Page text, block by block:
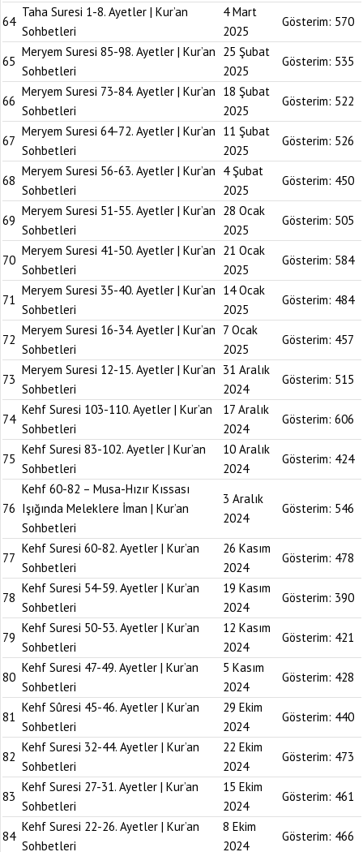
64
Taha Suresi 1-8. Ayetler | Kur’an
Sohbetleri
4 Mart
2025
Gösterim: 570
65
Meryem Suresi 85-98. Ayetler | Kur’an
Sohbetleri
25 Şubat
2025
Gösterim: 535
66
Meryem Suresi 73-84. Ayetler | Kur’an
Sohbetleri
18 Şubat
2025
Gösterim: 522
67
Meryem Suresi 64-72. Ayetler | Kur’an
Sohbetleri
11 Şubat
2025
Gösterim: 526
68
Meryem Suresi 56-63. Ayetler | Kur’an
Sohbetleri
4 Şubat
2025
Gösterim: 450
69
Meryem Suresi 51-55. Ayetler | Kur’an
Sohbetleri
28 Ocak
2025
Gösterim: 505
70
Meryem Suresi 41-50. Ayetler | Kur’an
Sohbetleri
21 Ocak
2025
Gösterim: 584
71
Meryem Suresi 35-40. Ayetler | Kur’an
Sohbetleri
14 Ocak
2025
Gösterim: 484
72
Meryem Suresi 16-34. Ayetler | Kur’an
Sohbetleri
7 Ocak
2025
Gösterim: 457
73
Meryem Suresi 12-15. Ayetler | Kur’an
Sohbetleri
31 Aralık
2024
Gösterim: 515
74
Kehf Suresi 103-110. Ayetler | Kur’an
Sohbetleri
17 Aralık
2024
Gösterim: 606
75
Kehf Suresi 83-102. Ayetler | Kur’an
Sohbetleri
10 Aralık
2024
Gösterim: 424
76
Kehf 60-82 – Musa-Hızır Kıssası
Işığında Meleklere İman | Kur’an
Sohbetleri
3 Aralık
2024
Gösterim: 546
77
Kehf Suresi 60-82. Ayetler | Kur’an
Sohbetleri
26 Kasım
2024
Gösterim: 478
78
Kehf Suresi 54-59. Ayetler | Kur’an
Sohbetleri
19 Kasım
2024
Gösterim: 390
79
Kehf Suresi 50-53. Ayetler | Kur’an
Sohbetleri
12 Kasım
2024
Gösterim: 421
80
Kehf Suresi 47-49. Ayetler | Kur’an
Sohbetleri
5 Kasım
2024
Gösterim: 428
81
Kehf Sûresi 45-46. Ayetler | Kur’an
Sohbetleri
29 Ekim
2024
Gösterim: 440
82
Kehf Suresi 32-44. Ayetler | Kur’an
Sohbetleri
22 Ekim
2024
Gösterim: 473
83
Kehf Suresi 27-31. Ayetler | Kur’an
Sohbetleri
15 Ekim
2024
Gösterim: 461
84
Kehf Suresi 22-26. Ayetler | Kur’an
Sohbetleri
8 Ekim
2024
Gösterim: 466